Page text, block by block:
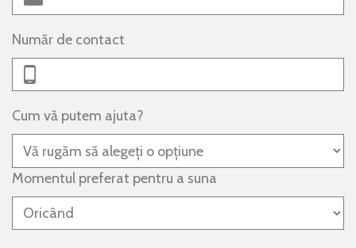
Număr de contact
Cum vă putem ajuta?
Momentul preferat pentru a suna